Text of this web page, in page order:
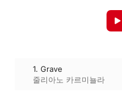
1. Grave
줄리아노 카르미뇰라